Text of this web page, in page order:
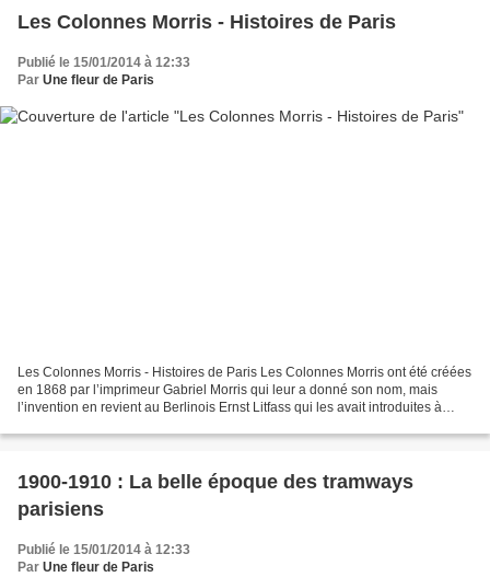
Les Colonnes Morris - Histoires de Paris
Publié le 15/01/2014 à 12:33
Par Une fleur de Paris
Les Colonnes Morris - Histoires de Paris Les Colonnes Morris ont été créées
en 1868 par l’imprimeur Gabriel Morris qui leur a donné son nom, mais
l’invention en revient au Berlinois Ernst Litfass qui les avait introduites à
1900-1910 : La belle époque des tramways
parisiens
Publié le 15/01/2014 à 12:33
Par Une fleur de Paris